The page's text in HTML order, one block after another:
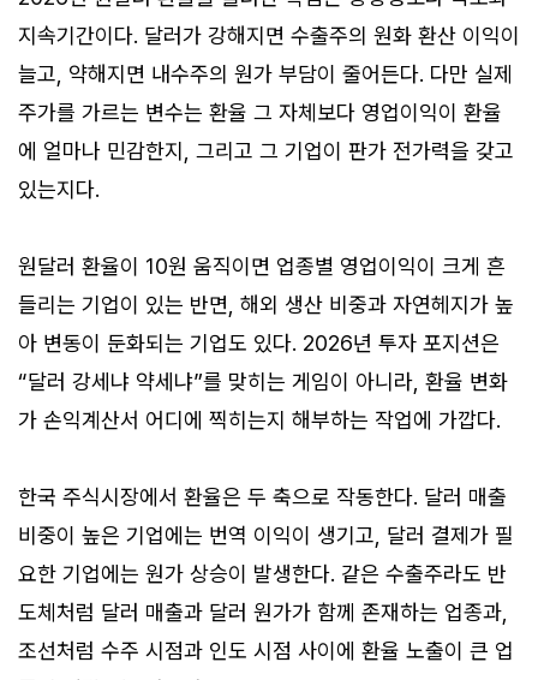
지속기간이다. 달러가 강해지면 수출주의 원화 환산 이익이
늘고, 약해지면 내수주의 원가 부담이 줄어든다. 다만 실제
주가를 가르는 변수는 환율 그 자체보다 영업이익이 환율
에 얼마나 민감한지, 그리고 그 기업이 판가 전가력을 갖고
있는지다.
원달러 환율이 10원 움직이면 업종별 영업이익이 크게 흔
들리는 기업이 있는 반면, 해외 생산 비중과 자연헤지가 높
아 변동이 둔화되는 기업도 있다. 2026년 투자 포지션은
“달러 강세냐 약세냐”를 맞히는 게임이 아니라, 환율 변화
가 손익계산서 어디에 찍히는지 해부하는 작업에 가깝다.
한국 주식시장에서 환율은 두 축으로 작동한다. 달러 매출
비중이 높은 기업에는 번역 이익이 생기고, 달러 결제가 필
요한 기업에는 원가 상승이 발생한다. 같은 수출주라도 반
도체처럼 달러 매출과 달러 원가가 함께 존재하는 업종과,
조선처럼 수주 시점과 인도 시점 사이에 환율 노출이 큰 업